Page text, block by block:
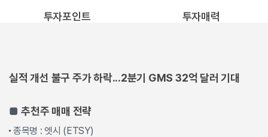
투자포인트 투자매력
실적 개선 불구 주가 하락...2분기 GMS 32억 달러 기대
■추천주 매매 전략
종목명 : 엣시 (ETSY)